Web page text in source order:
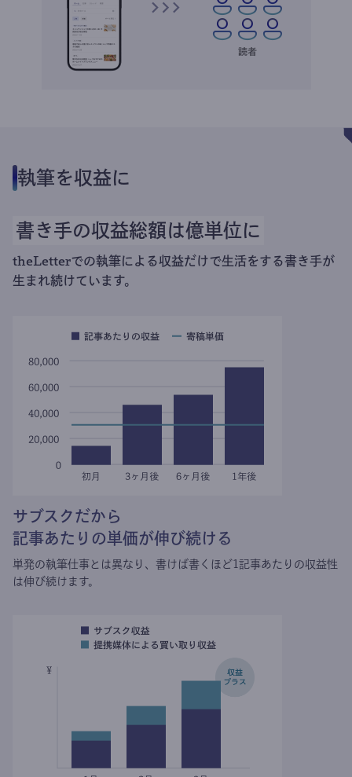
執筆を収益に
書き手の収益総額は億単位に
theLetterでの執筆による収益だけで生活をする書き手が
生まれ続けています。
サブスクだから
記事あたりの単価が伸び続ける
単発の執筆仕事とは異なり、 書けば書くほど1記事あたりの収益性
は伸び続けます。